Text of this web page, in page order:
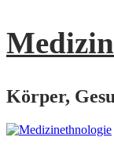
Körper,